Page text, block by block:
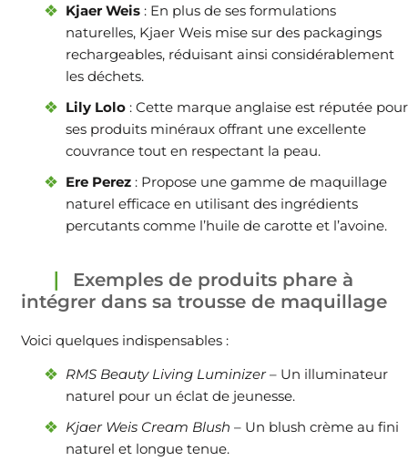
Kjaer Weis : En plus de ses formulations
naturelles, Kjaer Weis mise sur des packagings
rechargeables, réduisant ainsi considérablement
les déchets.
Lily Lolo : Cette marque anglaise est réputée pour
ses produits minéraux offrant une excellente
couvrance tout en respectant la peau.
Ere Perez : Propose une gamme de maquillage
naturel efficace en utilisant des ingrédients
percutants comme l’huile de carotte et l’avoine.
Exemples de produits phare à
intégrer dans sa trousse de maquillage
Voici quelques indispensables :
RMS Beauty Living Luminizer– Un illuminateur
naturel pour un éclat de jeunesse.
Kjaer Weis Cream Blush – Un blush crème au fini
naturel et longue tenue.